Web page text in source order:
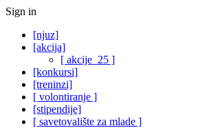
Sign in
[njuz]
[akcija]
[ akcije_25 ]
[konkursi]
[treninzi]
[ volontiranje ]
[stipendije]
[ savetovalište za mlade ]